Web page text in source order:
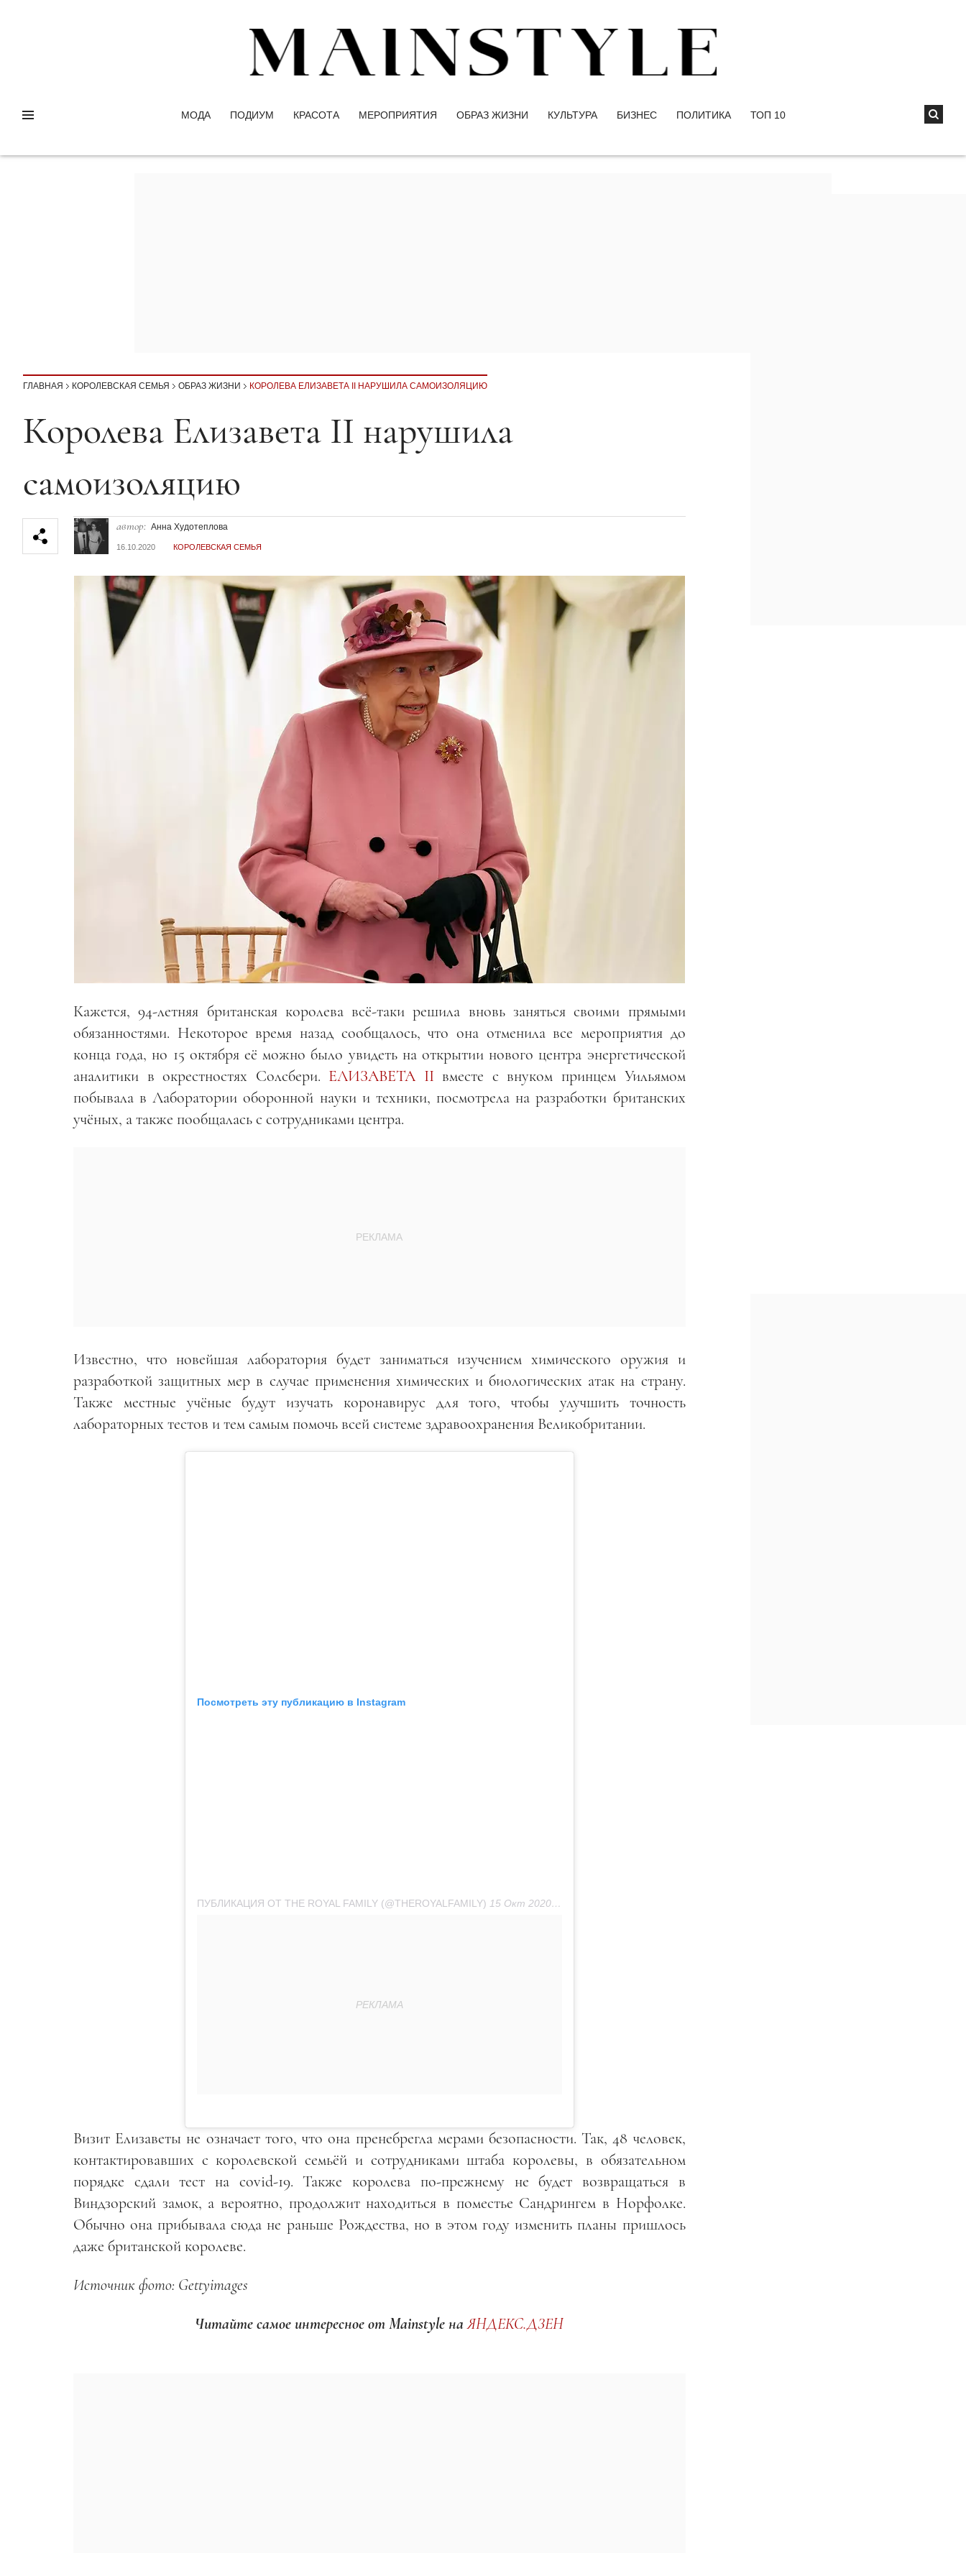
МОДА ПОДИУМ КРАСОТА МЕРОПРИЯТИЯ ОБРАЗ ЖИЗНИ КУЛЬТУРА БИЗНЕС ПОЛИТИКА ТОП 10
ГЛАВНАЯ КОРОЛЕВСКАЯ СЕМЬЯ ОБРАЗ ЖИЗНИ КОРОЛЕВА ЕЛИЗАВЕТА II НАРУШИЛА САМОИЗОЛЯЦИЮ
Секция статей
Королева Елизавета II нарушила
самоизоляцию
автор: Анна Худотеплова
16.10.2020 КОРОЛЕВСКАЯ СЕМЬЯ
Кажется, 94-летняя британская королева всё-таки решила вновь заняться своими прямыми
обязанностями. Некоторое время назад сообщалось, что она отменила все мероприятия до
конца года, но 15 октября её можно было увидеть на открытии нового центра энергетической
аналитики в окрестностях Солсбери. ЕЛИЗАВЕТА II вместе с внуком принцем Уильямом
побывала в Лаборатории оборонной науки и техники, посмотрела на разработки британских
учёных, а также пообщалась с сотрудниками центра.
Известно, что новейшая лаборатория будет заниматься изучением химического оружия и
разработкой защитных мер в случае применения химических и биологических атак на страну.
Также местные учёные будут изучать коронавирус для того, чтобы улучшить точность
лабораторных тестов и тем самым помочь всей системе здравоохранения Великобритании.
Посмотреть эту публикацию в Instagram
ПУБЛИКАЦИЯ ОТ THE ROYAL FAMILY (@THEROYALFAMILY) 15 Окт 2020 в 4:54 PDT
Визит Елизаветы не означает того, что она пренебрегла мерами безопасности. Так, 48 человек,
контактировавших с королевской семьёй и сотрудниками штаба королевы, в обязательном
порядке сдали тест на covid-19. Также королева по-прежнему не будет возвращаться в
Виндзорский замок, а вероятно, продолжит находиться в поместье Сандрингем в Норфолке.
Обычно она прибывала сюда не раньше Рождества, но в этом году изменить планы пришлось
даже британской королеве.
Источник фото: Gettyimages
Читайте самое интересное от Mainstyle наЯНДЕКС.ДЗЕН